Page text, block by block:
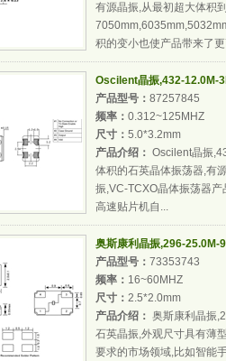
有源晶振,从最初超大体积
积的变小也使产品带来了
Oscilent晶振,432-12.0M-
产品型号： 87257845
频率： 0.312~125MHZ
尺寸： 5.0*3.2mm
产品介绍： Oscilent晶振
体积的石英晶体振荡器,有
振,VC-TCXO晶体振荡器
高速贴片机自...
奥斯康利晶振,296-25.0M-
产品型号： 73353743
频率： 16~60MHZ
尺寸： 2.5*2.0mm
产品介绍： 奥斯康利晶振
石英晶振,外观尺寸具有薄
要求的市场领域,比如智能